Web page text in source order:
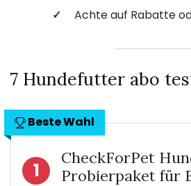
✓
Achte auf Rabatte
7 Hundefutter abo
Beste Wahl
1
CheckForPet
Probierpaket für